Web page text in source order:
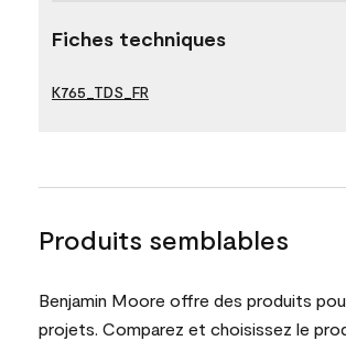
Fiches techniques
K765_TDS_FR
Produits semblables
Benjamin Moore offre des produits
projets. Comparez et choisissez le